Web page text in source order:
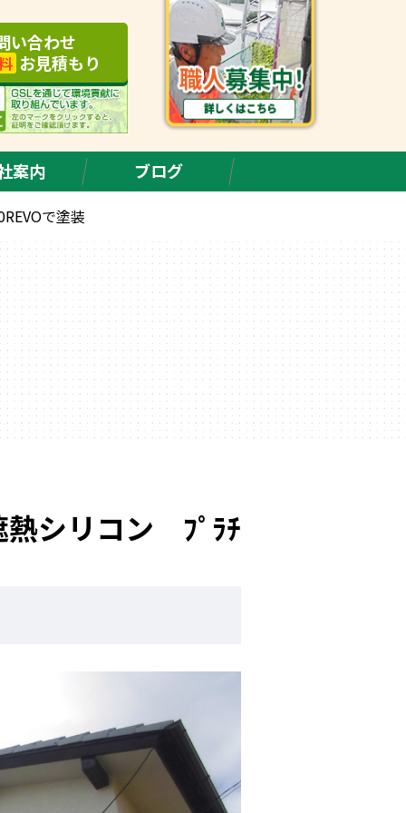
い合わせ
お見積もり
案内 ブログ
で塗装
熱シリコン ﾌﾟﾗﾁ